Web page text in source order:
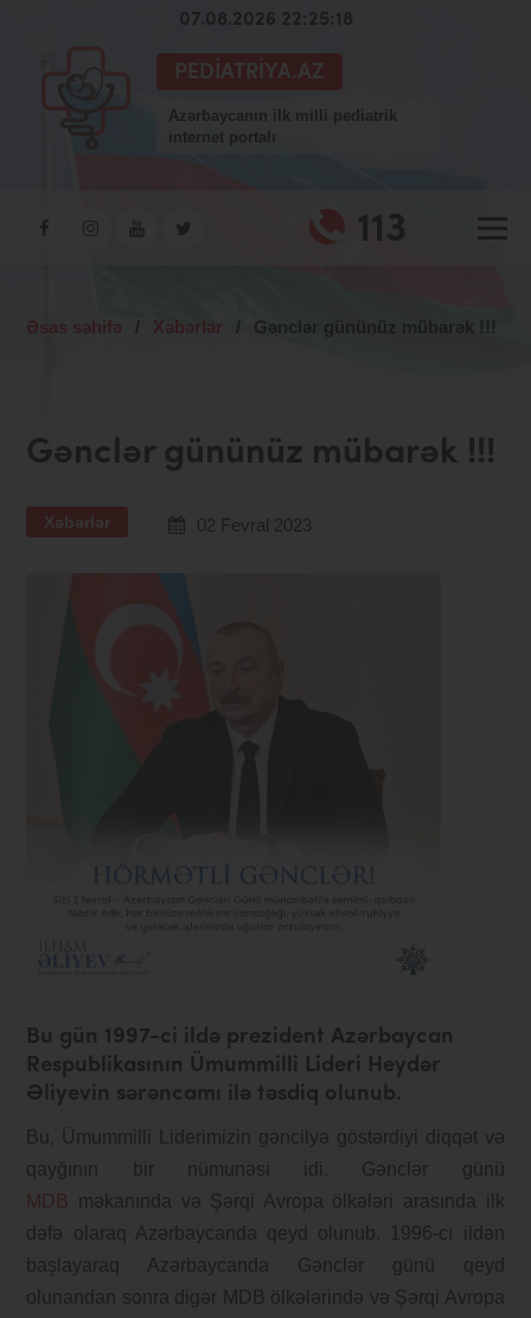
07.08.2026 22:25:18
PEDIATRIYA.AZ
Azərbaycanın ilk milli pediatrik
internet portalı
113
Əsas səhifə / Xəbərlər / Gənclər gününüz mübarək !!!
Gənclər gününüz mübarək !!!
Xəbərlər 02 Fevral 2023
Bu gün 1997-ci ildə prezident Azərbaycan
Respublikasının Ümummilli Lideri Heydər
Əliyevin sərəncamı ilə təsdiq olunub.
Bu, Ümummilli Liderimizin gəncilyə göstərdiyi diqqət və
qayğının bir nümunəsi idi. Gənclər günü
MDB
məkanında və Şərqi Avropa ölkələri arasında ilk
dəfə olaraq Azərbaycanda qeyd olunub. 1996-cı ildən
başlayaraq Azərbaycanda Gənclər günü qeyd
olunandan sonra digər MDB ölkələrində və Şərqi Avropa